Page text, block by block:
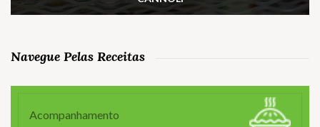
Navegue Pelas Receitas
Acompanhamento